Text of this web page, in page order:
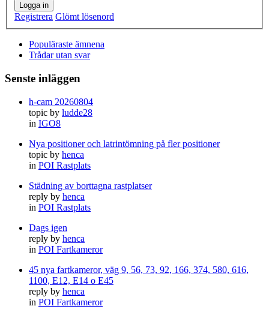
Logga in
Registrera Glömt lösenord
Populäraste ämnena
Trådar utan svar
Senste inläggen
h-cam 20260804
topic by ludde28
in IGO8
Nya positioner och latrintömning på fler positioner
topic by henca
in POI Rastplats
Städning av borttagna rastplatser
reply by henca
in POI Rastplats
Dags igen
reply by henca
in POI Fartkameror
45 nya fartkameror, väg 9, 56, 73, 92, 166, 374, 580, 616,
1100, E12, E14 o E45
reply by henca
in POI Fartkameror